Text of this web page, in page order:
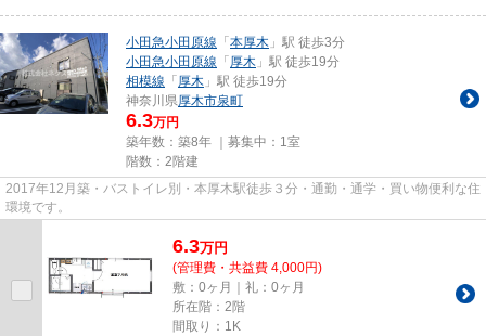
小田急小田原線 「本厚木 」駅 徒歩3分
小田急小田原線 「厚木 」駅 徒歩19分
相模線 「厚木 」駅 徒歩19分
神奈川県厚木市泉町
6.3万円
築年数：築8年 ｜募集中： 1室
階数：2階建
2017年12月築・バストイレ別・本厚木駅徒歩３分・通勤・通学・買い物便利な住
環境です。
6.3万円
(管理費・共益費 4,000円)
敷：0ヶ月｜礼：0ヶ月
所在階：2階
間取り：1K